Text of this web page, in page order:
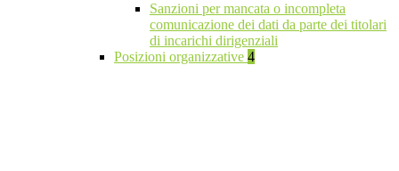
Sanzioni per mancata o incompleta
comunicazione dei dati da parte dei titolari
di incarichi dirigenziali
Posizioni organizzative 4